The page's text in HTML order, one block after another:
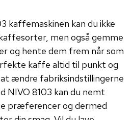
kaffemaskinen kan du ikke
men også gemme
og hente dem frem når som
kaffe altid til punkt og
at ændre fabriksindstillingerne
NIVO 8103 kan du nemt
præferencer og dermed